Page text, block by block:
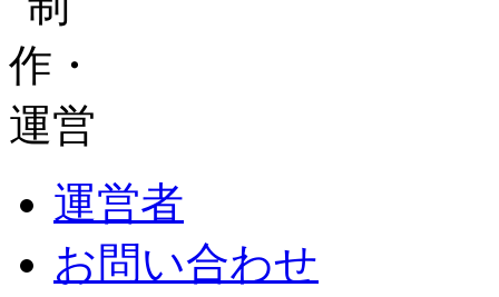
運営者
お問い合わせ